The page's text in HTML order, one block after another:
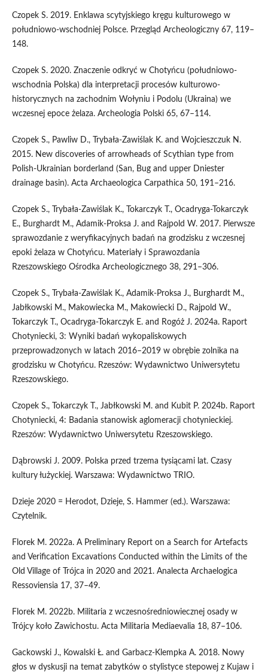
Czopek S. 2019. Enklawa scytyjskiego kręgu kulturowego w
południowo-wschodniej Polsce. Przegląd Archeologiczny 67, 119–
148.
Czopek S. 2020. Znaczenie odkryć w Chotyńcu (południowo-
wschodnia Polska) dla interpretacji procesów kulturowo-
historycznych na zachodnim Wołyniu i Podolu (Ukraina) we
wczesnej epoce żelaza. Archeologia Polski 65, 67–114.
Czopek S., Pawliw D., Trybała-Zawiślak K. and Wojcieszczuk N.
2015. New discoveries of arrowheads of Scythian type from
Polish-Ukrainian borderland (San, Bug and upper Dniester
drainage basin). Acta Archaeologica Carpathica 50, 191–216.
Czopek S., Trybała-Zawiślak K., Tokarczyk T., Ocadryga-Tokarczyk
E., Burghardt M., Adamik-Proksa J. and Rajpold W. 2017. Pierwsze
sprawozdanie z weryfikacyjnych badań na grodzisku z wczesnej
epoki żelaza w Chotyńcu. Materiały i Sprawozdania
Rzeszowskiego Ośrodka Archeologicznego 38, 291–306.
Czopek S., Trybała-Zawiślak K., Adamik-Proksa J., Burghardt M.,
Jabłkowski M., Makowiecka M., Makowiecki D., Rajpold W.,
Tokarczyk T., Ocadryga-Tokarczyk E. and Rogóż J. 2024a. Raport
Chotyniecki, 3: Wyniki badań wykopaliskowych
przeprowadzonych w latach 2016–2019 w obrębie zolnika na
grodzisku w Chotyńcu. Rzeszów: Wydawnictwo Uniwersytetu
Rzeszowskiego.
Czopek S., Tokarczyk T., Jabłkowski M. and Kubit P. 2024b. Raport
Chotyniecki, 4: Badania stanowisk aglomeracji chotynieckiej.
Rzeszów: Wydawnictwo Uniwersytetu Rzeszowskiego.
Dąbrowski J. 2009. Polska przed trzema tysiącami lat. Czasy
kultury łużyckiej. Warszawa: Wydawnictwo TRIO.
Dzieje 2020 = Herodot, Dzieje, S. Hammer (ed.). Warszawa:
Czytelnik.
Florek M. 2022a. A Preliminary Report on a Search for Artefacts
and Verification Excavations Conducted within the Limits of the
Old Village of Trójca in 2020 and 2021. Analecta Archaelogica
Ressoviensia 17, 37–49.
Florek M. 2022b. Militaria z wczesnośredniowiecznej osady w
Trójcy koło Zawichostu. Acta Militaria Mediaevalia 18, 87–106.
Gackowski J., Kowalski Ł. and Garbacz-Klempka A. 2018. Nowy
głos w dyskusji na temat zabytków o stylistyce stepowej z Kujaw i